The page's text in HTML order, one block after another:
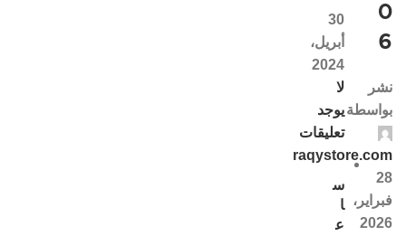
0
6
نشر
بواسطة
raqystore.com
28
فبراير،
2026
30
أبريل،
2024
لا
يوجد
تعليقات
س
ا
ع